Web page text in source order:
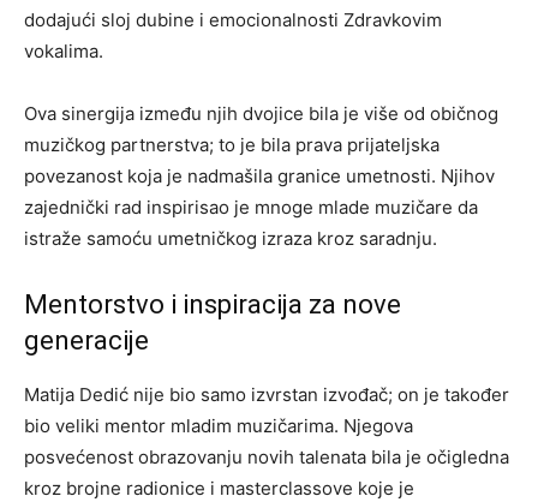
dodajući sloj dubine i emocionalnosti Zdravkovim
vokalima.
Ova sinergija između njih dvojice bila je više od običnog
muzičkog partnerstva; to je bila prava prijateljska
povezanost koja je nadmašila granice umetnosti. Njihov
zajednički rad inspirisao je mnoge mlade muzičare da
istraže samoću umetničkog izraza kroz saradnju.
Mentorstvo i inspiracija za nove
generacije
Matija Dedić nije bio samo izvrstan izvođač; on je također
bio veliki mentor mladim muzičarima. Njegova
posvećenost obrazovanju novih talenata bila je očigledna
kroz brojne radionice i masterclassove koje je